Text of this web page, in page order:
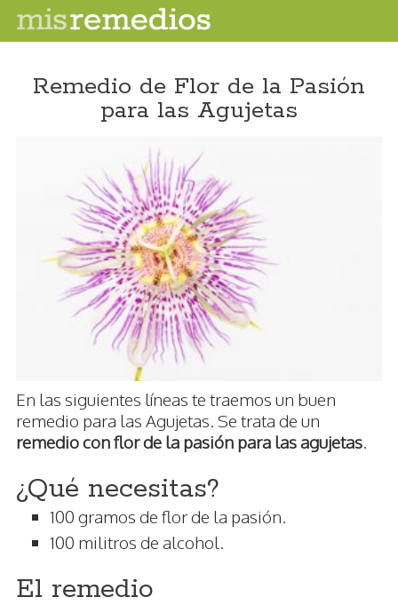
Remedio de Flor de la Pasión
para las Agujetas
En las siguientes líneas te traemos un buen
remedio para las Agujetas. Se trata de un
remedio con flor de la pasión para las agujetas
¿Qué necesitas?
100 gramos de flor de la pasión.
100 militros de alcohol.
El remedio